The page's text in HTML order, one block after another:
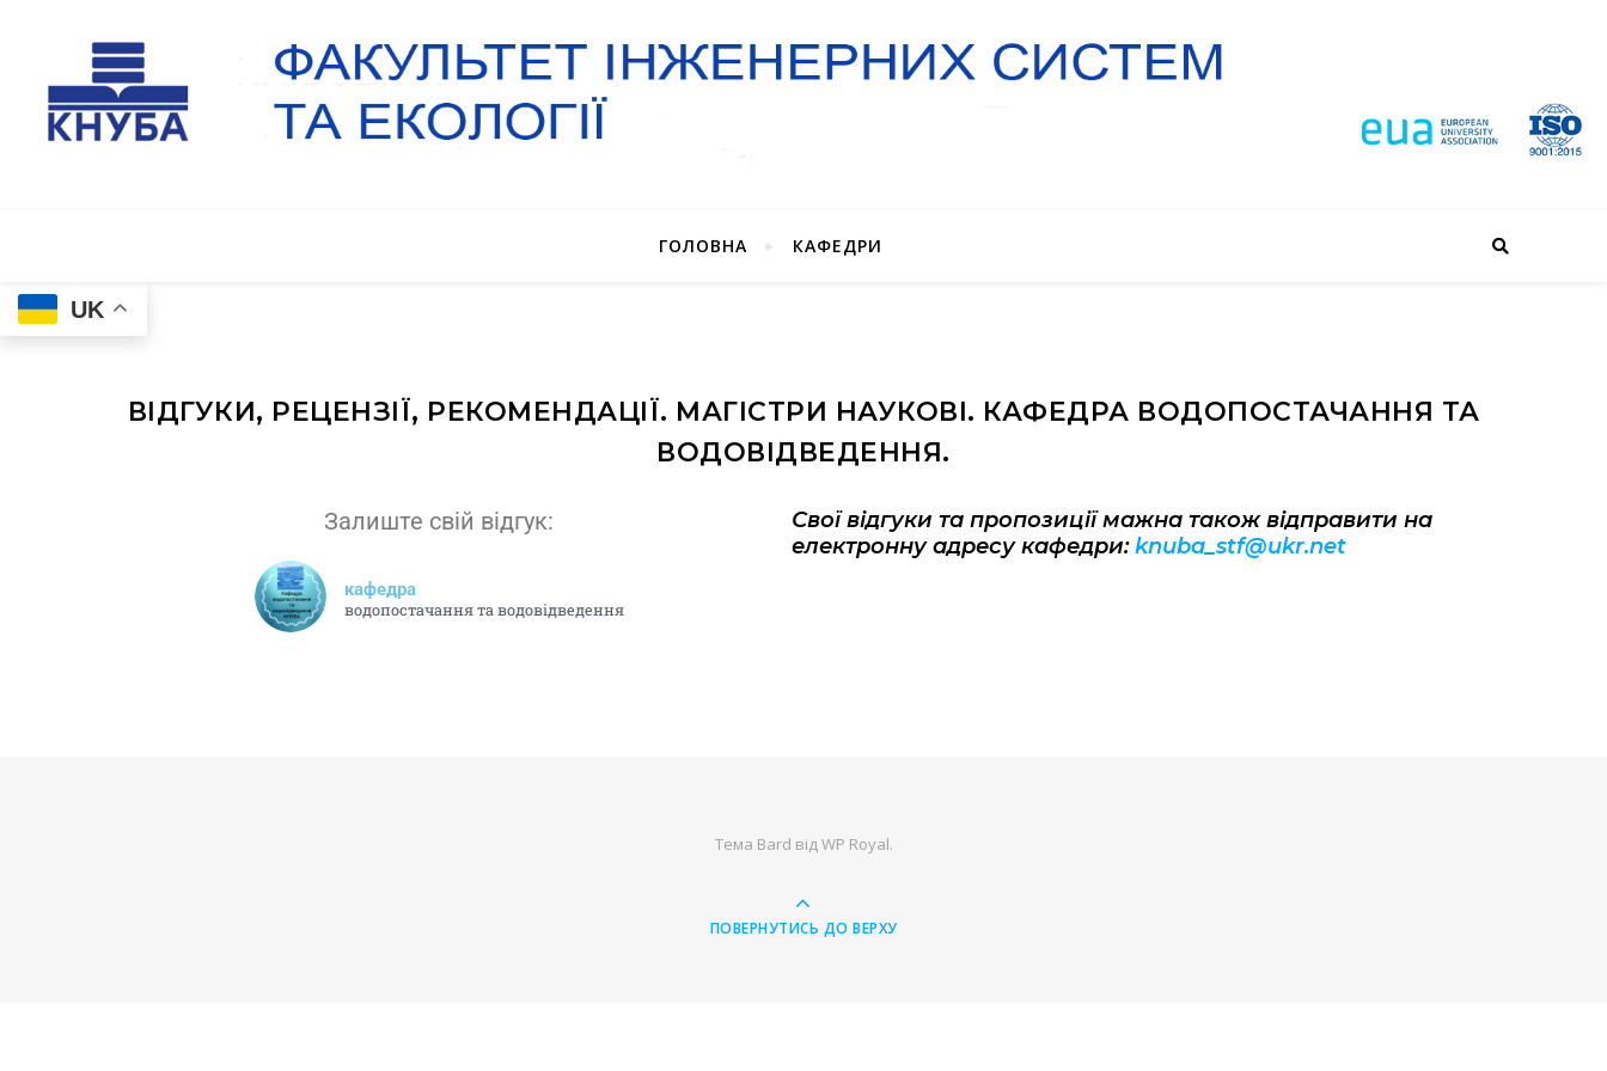
ГОЛОВНА КАФЕДРИ
UK
ВІДГУКИ, РЕЦЕНЗІЇ, РЕКОМЕНДАЦІЇ. МАГІСТРИ НАУКОВІ. КАФЕДРА ВОДОПОСТАЧАННЯ ТА
ВОДОВІДВЕДЕННЯ.
Залиште свій відгук:
кафедра
водопостачання та водовідведення
Свої відгуки та пропозиції мажна також відправити на
електронну адресу кафедри:knuba_stf@ukr.net
Тема Bard відWP Royal.
ПОВЕРНУТИСЬ ДО ВЕРХУ